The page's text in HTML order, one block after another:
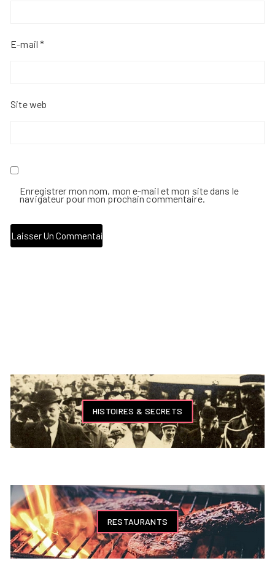
E-mail*
Site web
Enregistrer mon nom, mon e-mail et mon site dans le
navigateur pour mon prochain commentaire.
HISTOIRES & SECRETS
RESTAURANTS